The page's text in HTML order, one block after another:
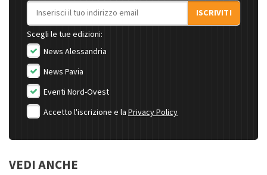
Indirizzo email
ISCRIVITI
Scegli le tue edizioni:
News Alessandria
News Pavia
Eventi Nord-Ovest
Accetto l'iscrizione e la Privacy Policy
VEDI ANCHE